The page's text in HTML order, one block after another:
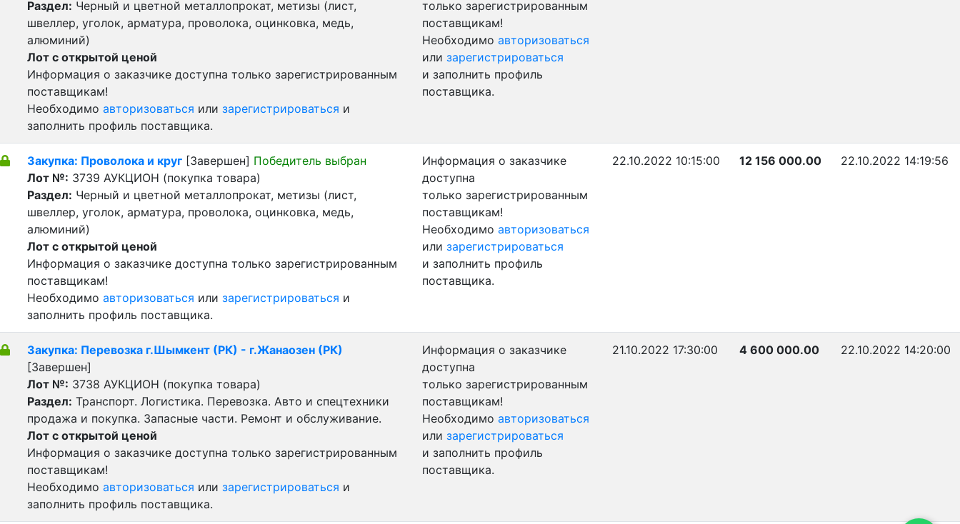
Раздел: Черный и цветной металлопрокат, метизы (лист,
швеллер, уголок, арматура, проволока, оцинковка, медь,
алюминий)
Лот с открытой ценой
Информация о заказчике доступна только зарегистрированным
поставщикам!
Необходимо авторизоваться или зарегистрироваться и
заполнить профиль поставщика.
только зарегистрированным
поставщикам!
Необходимо авторизоваться
или зарегистрироваться
и заполнить профиль
поставщика.
Закупка: Проволока и круг [Завершен] Победитель выбран
Лот №: 3739 АУКЦИОН (покупка товара)
Раздел: Черный и цветной металлопрокат, метизы (лист,
швеллер, уголок, арматура, проволока, оцинковка, медь,
алюминий)
Лот с открытой ценой
Информация о заказчике доступна только зарегистрированным
поставщикам!
Необходимо авторизоваться или зарегистрироваться и
заполнить профиль поставщика.
Информация о заказчике
доступна
только зарегистрированным
поставщикам!
Необходимо авторизоваться
или зарегистрироваться
и заполнить профиль
поставщика.
22.10.2022 10:15:00 12 156 000.00 22.10.2022 14:19:56
Закупка: Перевозка г.Шымкент (РК) - г.Жанаозен (РК)
[Завершен]
Лот №: 3738 АУКЦИОН (покупка товара)
Раздел: Транспорт. Логистика. Перевозка. Авто и спецтехники
продажа и покупка. Запасные части. Ремонт и обслуживание.
Лот с открытой ценой
Информация о заказчике доступна только зарегистрированным
поставщикам!
Необходимо авторизоваться или зарегистрироваться и
заполнить профиль поставщика.
Информация о заказчике
доступна
только зарегистрированным
поставщикам!
Необходимо авторизоваться
или зарегистрироваться
и заполнить профиль
поставщика.
21.10.2022 17:30:00 4 600 000.00 22.10.2022 14:20:00